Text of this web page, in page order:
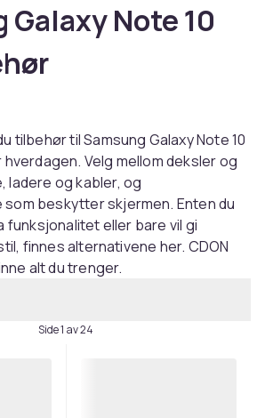
Galaxy Note 10
tilbehør til Samsung Galaxy Note 10
Velg mellom deksler og
og kabler, og
beskytter skjermen. Enten du
eller bare vil gi
finnes alternativene her. CDON
alt du trenger.
Side 1 av 24